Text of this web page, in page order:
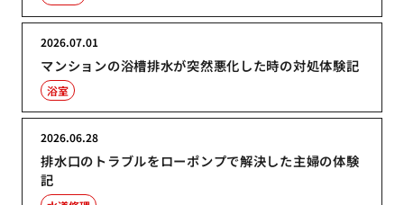
マンションの浴槽排水が突然悪化した時の対処体験記
2026.07.01
浴室
排水口のトラブルをローポンプで解決した主婦の体験
記
2026.06.28